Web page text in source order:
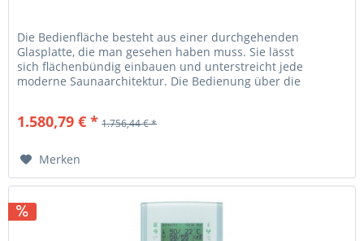
Die Bedienfläche besteht aus einer durchgehenden
Glasplatte, die man gesehen haben muss. Sie lässt
sich flächenbündig einbauen und unterstreicht jede
moderne Saunaarchitektur. Die Bedienung über die
1.580,79 € * 1.756,44 € *
Merken